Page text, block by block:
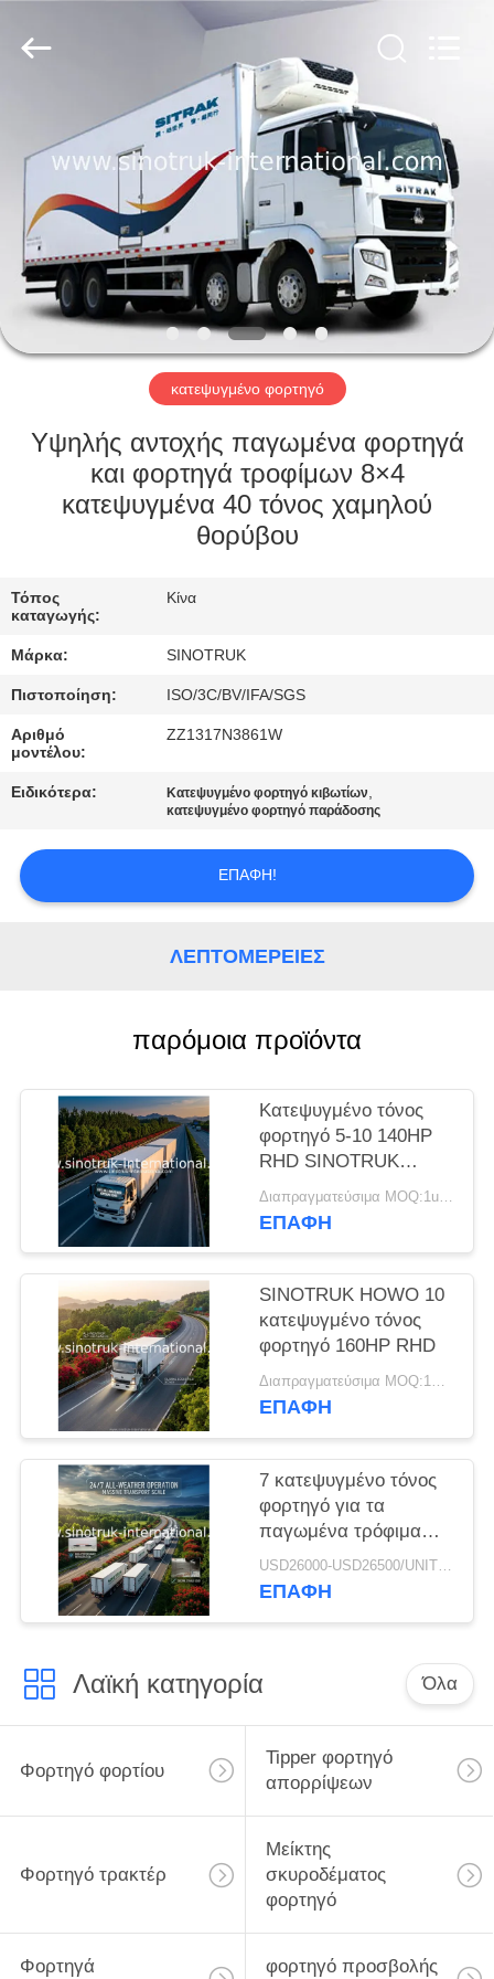
ΠΡΟΪΌΝΤΑ
ΣΧΕΤΙΚΆ
ΜΕ
ΕΜΆΣ
ΕΠΙΣΚΈΨΕΙΣ
ΣΤΟ
ΕΡΓΟΣΤΆΣΙΟ
ΕΠΙΚΟΙΝΩΝΉΣΤΕ
ΜΑΖΊ
ΜΑΣ
ΖΗΤΉΣΤΕ
ΠΡΟΣΦΟΡΆ
ΑΠΟΡΡΉΤΟΥ
LTD..
κατεψυγμένο φορτηγό
Υψηλής αντοχής παγωμένα φορτηγά
και φορτηγά τροφίμων 8×4
κατεψυγμένα 40 τόνος χαμηλού
θορύβου
Τόπος
καταγωγής:
Κίνα
Μάρκα: SINOTRUK
Πιστοποίηση: ISO/3C/BV/IFA/SGS
Αριθμό
μοντέλου:
ZZ1317N3861W
Ειδικότερα: Κατεψυγμένο φορτηγό κιβωτίων,
κατεψυγμένο φορτηγό παράδοσης
ΕΠΑΦΉ!
ΛΕΠΤΟΜΈΡΕΙΕΣ
παρόμοια προϊόντα
Κατεψυγμένο τόνος
φορτηγό 5-10 140HP
RHD SINOTRUK
HOWO 4×2
Διαπραγματεύσιμα MOQ:1unit
ΕΠΑΦΉ
SINOTRUK HOWO 10
κατεψυγμένο τόνος
φορτηγό 160HP RHD
Διαπραγματεύσιμα MOQ:1Unit
ΕΠΑΦΉ
7 κατεψυγμένο τόνος
φορτηγό για τα
παγωμένα τρόφιμα
που μεταφέρουν
ZZ1127G4215C1
USD26000-USD26500/UNIT)negotiation MOQ:1 ΜΟΝΆΔΑ
ΕΠΑΦΉ
Λαϊκή κατηγορία Όλα
Φορτηγό φορτίου
Tipper φορτηγό
απορρίψεων
Φορτηγό τρακτέρ
Μείκτης
σκυροδέματος
φορτηγό
Φορτηγά φορτηγό προσβολής